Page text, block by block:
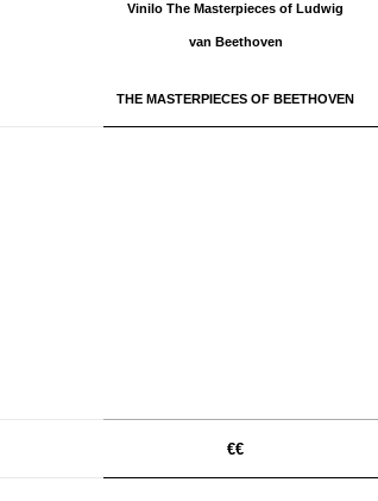
Vinilo The Masterpieces of Ludwig
van Beethoven
THE MASTERPIECES OF BEETHOVEN
€€